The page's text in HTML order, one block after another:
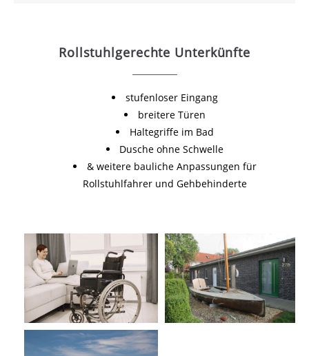
Rollstuhlgerechte Unterkünfte
stufenloser Eingang
breitere Türen
Haltegriffe im Bad
Dusche ohne Schwelle
& weitere bauliche Anpassungen für
Rollstuhlfahrer und Gehbehinderte